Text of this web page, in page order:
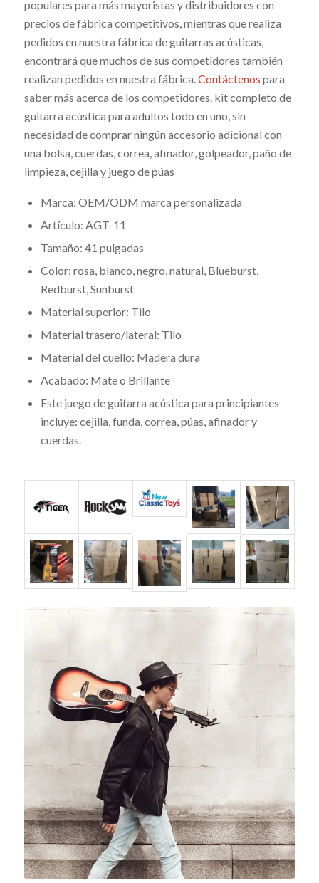
populares para más mayoristas y distribuidores con
precios de fábrica competitivos, mientras que realiza
pedidos en nuestra fábrica de guitarras acústicas,
encontrará que muchos de sus competidores también
realizan pedidos en nuestra fábrica.Contáctenos para
saber más acerca de los competidores. kit completo de
guitarra acústica para adultos todo en uno, sin
necesidad de comprar ningún accesorio adicional con
una bolsa, cuerdas, correa, afinador, golpeador, paño de
limpieza, cejilla y juego de púas
Marca: OEM/ODM marca personalizada
Artículo: AGT-11
Tamaño: 41 pulgadas
Color: rosa, blanco, negro, natural, Blueburst,
Redburst, Sunburst
Material superior: Tilo
Material trasero/lateral: Tilo
Material del cuello: Madera dura
Acabado: Mate o Brillante
Este juego de guitarra acústica para principiantes
incluye: cejilla, funda, correa, púas, afinador y
cuerdas.